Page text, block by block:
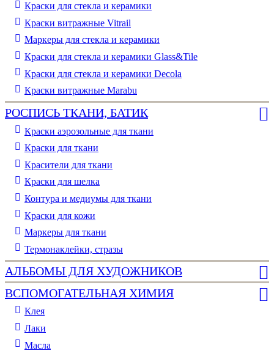
Краски для стекла и керамики
Краски витражные Vitrail
Маркеры для стекла и керамики
Краски для стекла и керамики Glass&Tile
Краски для стекла и керамики Decola
Краски витражные Marabu
РОСПИСЬ ТКАНИ, БАТИК
Краски аэрозольные для ткани
Краски для ткани
Красители для ткани
Краски для шелка
Контура и медиумы для ткани
Краски для кожи
Маркеры для ткани
Термонаклейки, стразы
АЛЬБОМЫ ДЛЯ ХУДОЖНИКОВ
ВСПОМОГАТЕЛЬНАЯ ХИМИЯ
Клея
Лаки
Масла